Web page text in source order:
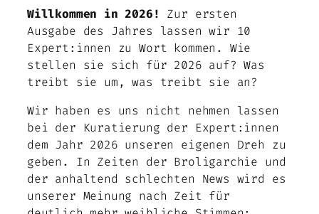
Willkommen in 2026!
Zur ersten
Ausgabe des Jahres lassen wir 10
Expert:innen zu Wort kommen. Wie
stellen sie sich für 2026 auf? Was
treibt sie um, was treibt sie an?
Wir haben es uns nicht nehmen lassen
bei der Kuratierung der Expert:innen
dem Jahr 2026 unseren eigenen Dreh zu
geben. In Zeiten der Broligarchie und
der anhaltend schlechten News wird es
unserer Meinung nach Zeit für